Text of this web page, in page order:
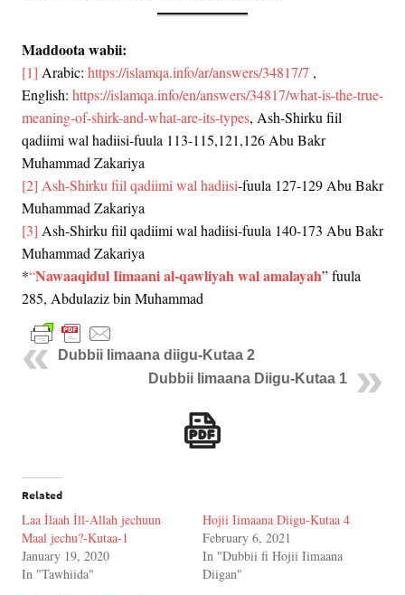
Maddoota wabii:
[1] Arabic: https://islamqa.info/ar/answers/34817/7 ,
English: https://islamqa.info/en/answers/34817/what-is-the-true-
meaning-of-shirk-and-what-are-its-types, Ash-Shirku fiil
qadiimi wal hadiisi-fuula 113-115,121,126 Abu Bakr
Muhammad Zakariya
[2] Ash-Shirku fiil qadiimi wal hadiisi-fuula 127-129 Abu Bakr
Muhammad Zakariya
[3] Ash-Shirku fiil qadiimi wal hadiisi-fuula 140-173 Abu Bakr
Muhammad Zakariya
*“Nawaaqidul Iimaani al-qawliyah wal amalayah” fuula
285, Abdulaziz bin Muhammad
Dubbii Iimaana diigu-Kutaa 2
Dubbii Iimaana Diigu-Kutaa 1
Related
Laa İlaah İll-Allah jechuun
Maal jechu?-Kutaa-1
January 19, 2020
In "Tawhiida"
Hojii Iimaana Diigu-Kutaa 4
February 6, 2021
In "Dubbii fi Hojii Iimaana
Diigan"